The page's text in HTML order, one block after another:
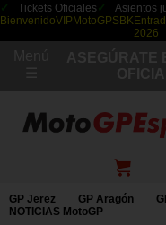
Tickets Oficiales Asientos
BienvenidoVIP MotoGPSBK
2026
GP Jerez GP Aragón
NOTICIAS MotoGP